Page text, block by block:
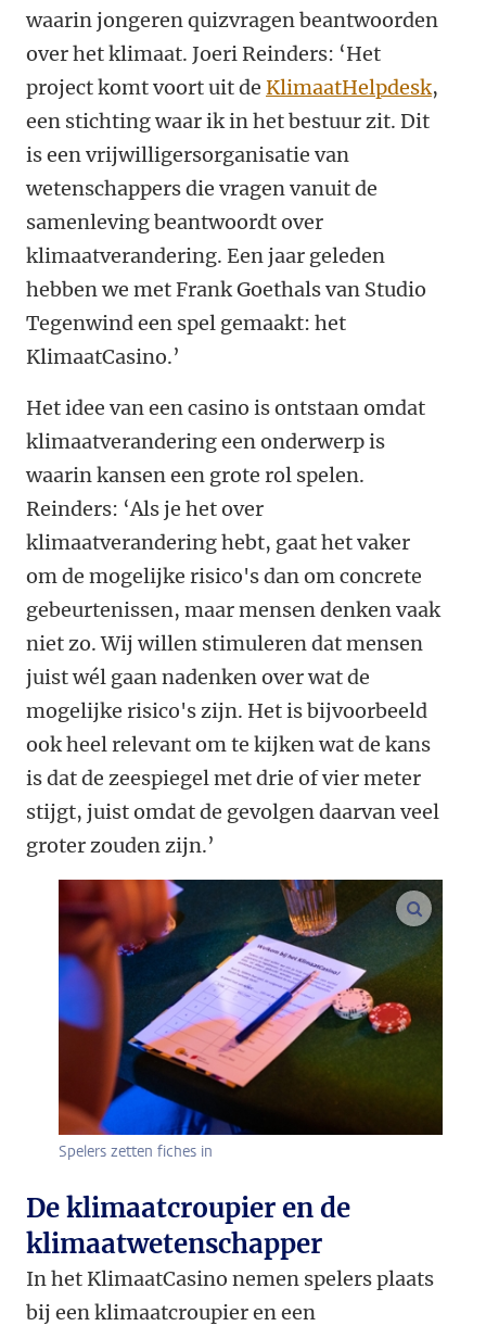
waarin jongeren quizvragen beantwoorden
over het klimaat. Joeri Reinders: ‘Het
project komt voort uit de KlimaatHelpdesk,
een stichting waar ik in het bestuur zit. Dit
is een vrijwilligersorganisatie van
wetenschappers die vragen vanuit de
samenleving beantwoordt over
klimaatverandering. Een jaar geleden
hebben we met Frank Goethals van Studio
Tegenwind een spel gemaakt: het
KlimaatCasino.’
Het idee van een casino is ontstaan omdat
klimaatverandering een onderwerp is
waarin kansen een grote rol spelen.
Reinders: ‘Als je het over
klimaatverandering hebt, gaat het vaker
om de mogelijke risico's dan om concrete
gebeurtenissen, maar mensen denken vaak
niet zo. Wij willen stimuleren dat mensen
juist wél gaan nadenken over wat de
mogelijke risico's zijn. Het is bijvoorbeeld
ook heel relevant om te kijken wat de kans
is dat de zeespiegel met drie of vier meter
stijgt, juist omdat de gevolgen daarvan veel
groter zouden zijn.’
Spelers zetten fiches in
De klimaatcroupier en de
klimaatwetenschapper
In het KlimaatCasino nemen spelers plaats
bij een klimaatcroupier en een